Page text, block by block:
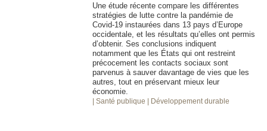
Une étude récente compare les différentes
stratégies de lutte contre la pandémie de
Covid-19 instaurées dans 13 pays d’Europe
occidentale, et les résultats qu’elles ont permis
d’obtenir. Ses conclusions indiquent
notamment que les États qui ont restreint
précocement les contacts sociaux sont
parvenus à sauver davantage de vies que les
autres, tout en préservant mieux leur
économie.
| Santé publique | Développement durable